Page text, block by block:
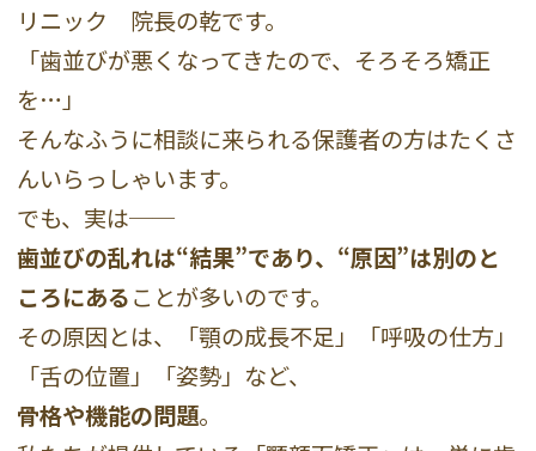
リニック 院長の乾です。
「歯並びが悪くなってきたので、そろそろ矯正
を…」
そんなふうに相談に来られる保護者の方はたくさ
んいらっしゃいます。
でも、実は──
歯並びの乱れは“結果”であり、“原因”は別のと
ころにあることが多いのです。
その原因とは、「顎の成長不足」「呼吸の仕方」
「舌の位置」「姿勢」など、
骨格や機能の問題。